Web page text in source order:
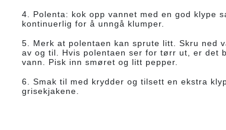
4. Polenta: kok opp vannet med en god klype
kontinuerlig for å unngå klumper.
5. Merk at polentaen kan sprute litt.Skru ned
av og til. Hvis polentaen ser for tørr ut, er det
vann. Pisk inn smøret og litt pepper.
6. Smak til med krydder og tilsett en ekstra
grisekjakene.